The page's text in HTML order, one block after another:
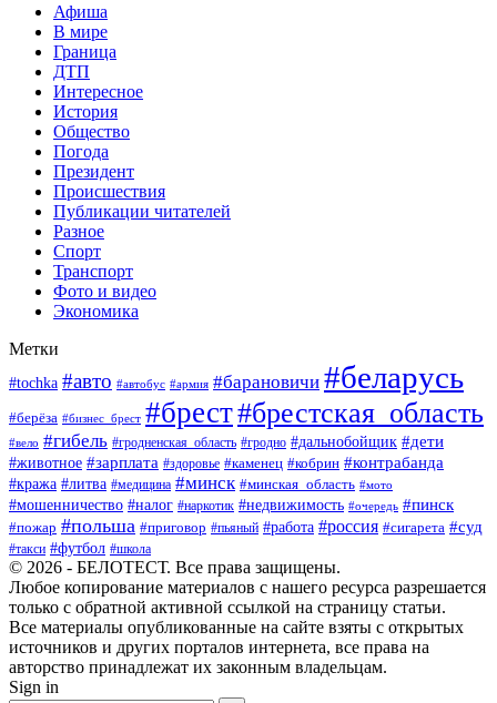
Афиша
В мире
Граница
ДТП
Интересное
История
Общество
Погода
Президент
Происшествия
Публикации читателей
Разное
Спорт
Транспорт
Фото и видео
Экономика
Метки
#tochka #авто #автобус #армия #барановичи #беларусь
#берёза #бизнес_брест #брест#брестская_область
#вело #гибель #гродненская_область #гродно #дальнобойщик #дети
#животное #зарплата #здоровье #каменец #кобрин #контрабанда
#кража #литва #медицина #минск #минская_область #мото
#мошенничество #налог #наркотик #недвижимость #очередь #пинск
#пожар #польша #приговор #пьяный #работа #россия #сигарета #суд
#такси #футбол #школа
© 2026 - БЕЛОТЕСТ. Все права защищены.
Любое копирование материалов с нашего ресурса разрешается
только с обратной активной ссылкой на страницу статьи.
Все материалы опубликованные на сайте взяты с открытых
источников и других порталов интернета, все права на
авторство принадлежат их законным владельцам.
Sign in